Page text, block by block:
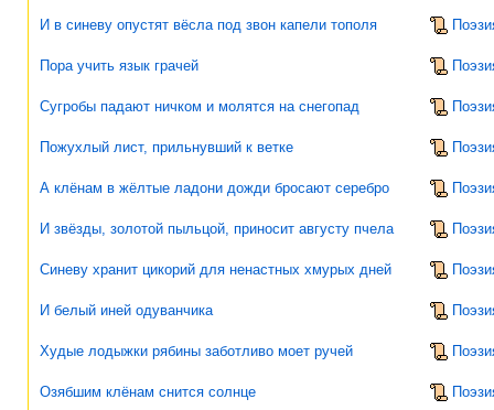
И в синеву опустят вёсла под звон капели тополя
Пора учить язык грачей
Сугробы падают ничком и молятся на снегопад
Пожухлый лист, прильнувший к ветке
А клёнам в жёлтые ладони дожди бросают серебро
И звёзды, золотой пыльцой, приносит августу пчела
Синеву хранит цикорий для ненастных хмурых дней
И белый иней одуванчика
Худые лодыжки рябины заботливо моет ручей
Озябшим клёнам снится солнце